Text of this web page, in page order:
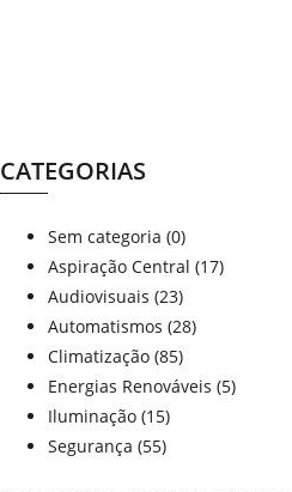
CATEGORIAS
Sem categoria (0)
Aspiração Central (17)
Audiovisuais (23)
Automatismos (28)
Climatização (85)
Energias Renováveis (5)
Iluminação (15)
Segurança (55)